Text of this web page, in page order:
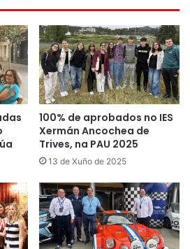
100% de aprobados no IES
Xermán Ancochea de
Trives, na PAU 2025
13 de Xuño de 2025